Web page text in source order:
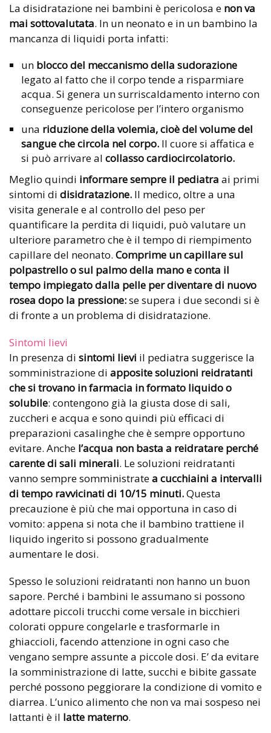
La disidratazione nei bambini è pericolosa e non va
mai sottovalutata. In un neonato e in un bambino la
mancanza di liquidi porta infatti:
un blocco del meccanismo della sudorazione
legato al fatto che il corpo tende a risparmiare
acqua. Si genera un surriscaldamento interno con
conseguenze pericolose per l’intero organismo
una riduzione della volemia, cioè del volume del
sangue che circola nel corpo. Il cuore si affatica e
si può arrivare al collasso cardiocircolatorio.
Meglio quindi informare sempre il pediatra ai primi
sintomi di disidratazione. Il medico, oltre a una
visita generale e al controllo del peso per
quantificare la perdita di liquidi, può valutare un
ulteriore parametro che è il tempo di riempimento
capillare del neonato. Comprime un capillare sul
polpastrello o sul palmo della mano e conta il
tempo impiegato dalla pelle per diventare di nuovo
rosea dopo la pressione:se supera i due secondi si è
di fronte a un problema di disidratazione.
Sintomi lievi
In presenza di sintomi lievi il pediatra suggerisce la
somministrazione di apposite soluzioni reidratanti
che si trovano in farmacia in formato liquido o
solubile: contengono già la giusta dose di sali,
zuccheri e acqua e sono quindi più efficaci di
preparazioni casalinghe che è sempre opportuno
evitare. Anche l’acqua non basta a reidratare perché
carente di sali minerali. Le soluzioni reidratanti
vanno sempre somministratea cucchiaini a intervalli
di tempo ravvicinati di 10/15 minuti.Questa
precauzione è più che mai opportuna in caso di
vomito: appena si nota che il bambino trattiene il
liquido ingerito si possono gradualmente
aumentare le dosi.
Spesso le soluzioni reidratanti non hanno un buon
sapore. Perché i bambini le assumano si possono
adottare piccoli trucchi come versale in bicchieri
colorati oppure congelarle e trasformarle in
ghiaccioli, facendo attenzione in ogni caso che
vengano sempre assunte a piccole dosi. E’ da evitare
la somministrazione di latte, succhi e bibite gassate
perché possono peggiorare la condizione di vomito e
diarrea. L’unico alimento che non va mai sospeso nei
lattanti è il latte materno.